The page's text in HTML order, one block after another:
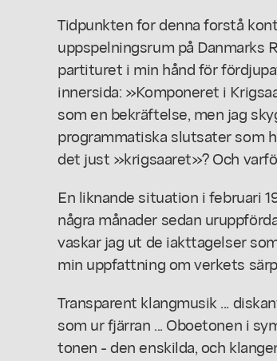
Tidpunkten for denna forstå
uppspelningsrum på Danmarks
partituret i min hånd för
innersida: »Komponeret i
som en bekräftelse, men jag
programmatiska slutsater som
det just »krigsaaret»? Och
En liknande situation i februari
några månader sedan
vaskar jag ut de iakttagelser
min uppfattning om verkets
Transparent klangmusik ...
som ur fjärran ... Oboetonen i
tonen - den enskilda, och